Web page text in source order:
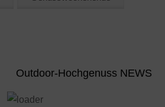
Outdoor-Hochgenuss NEWS